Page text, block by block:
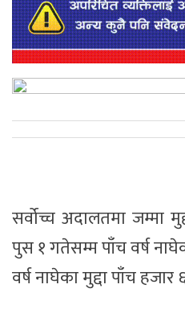
सर्वोच्च अदालतमा जम्मा
पुस १ गतेसम्म पाँच वर्ष
वर्ष नाघेका मुद्दा पाँच